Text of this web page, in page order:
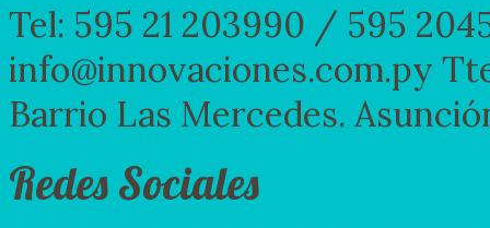
Tel: 595 21 203990 / 595
info@innovaciones.com.py
Barrio Las Mercedes.
Redes Sociales